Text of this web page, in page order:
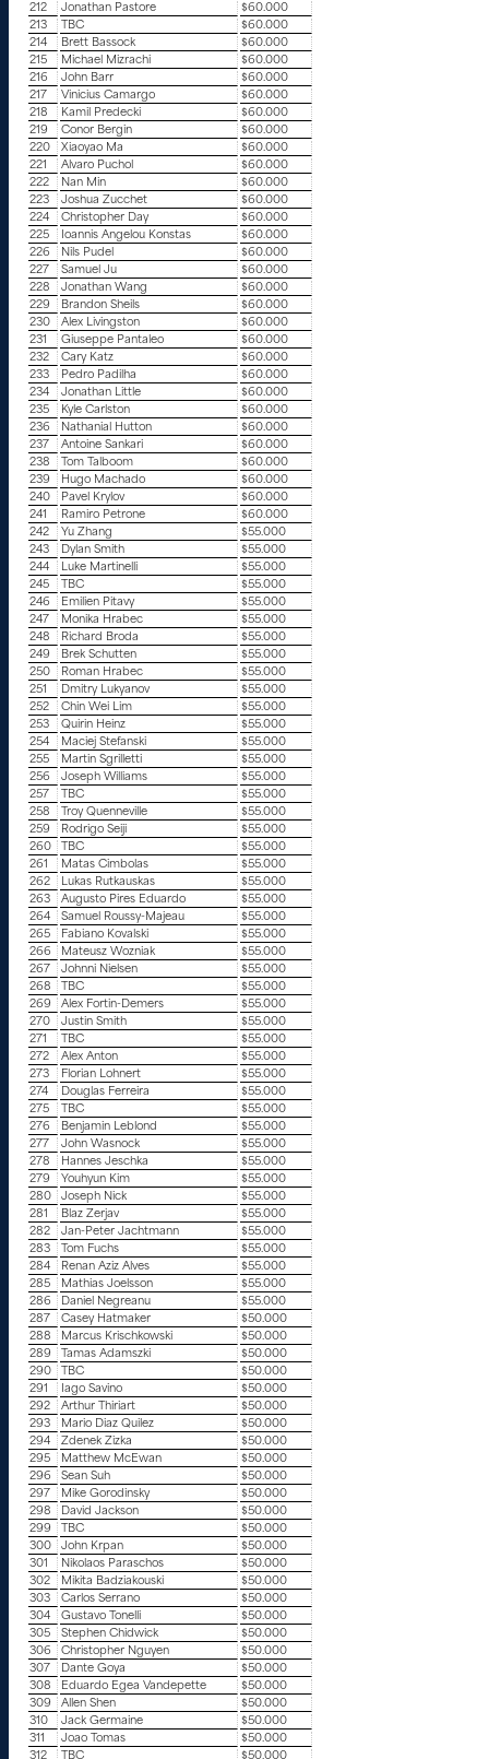
212 Jonathan Pastore
$60.000
213
TBC
$60.000
214
Brett Bassock
$60.000
215
Michael Mizrachi
$60.000
216
John Barr
$60.000
217
Vinicius Camargo
$60.000
218
Kamil Predecki
$60.000
219
Conor Bergin
$60.000
220
Xiaoyao Ma
$60.000
221
Alvaro Puchol
$60.000
222
Nan Min
$60.000
223
Joshua Zucchet
$60.000
224
Christopher Day
$60.000
225
Ioannis Angelou Konstas
$60.000
226
Nils Pudel
$60.000
227
Samuel Ju
$60.000
228
Jonathan Wang
$60.000
229
Brandon Sheils
$60.000
230
Alex Livingston
$60.000
231
Giuseppe Pantaleo
$60.000
232
Cary Katz
$60.000
233
Pedro Padilha
$60.000
234
Jonathan Little
$60.000
235
Kyle Carlston
$60.000
236
Nathanial Hutton
$60.000
237
Antoine Sankari
$60.000
238
Tom Talboom
$60.000
239
Hugo Machado
$60.000
240
Pavel Krylov
$60.000
241
Ramiro Petrone
$60.000
242
Yu Zhang
$55.000
243
Dylan Smith
$55.000
244
Luke Martinelli
$55.000
245
TBC
$55.000
246
Emilien Pitavy
$55.000
247
Monika Hrabec
$55.000
248
Richard Broda
$55.000
249
Brek Schutten
$55.000
250
Roman Hrabec
$55.000
251
Dmitry Lukyanov
$55.000
252
Chin Wei Lim
$55.000
253
Quirin Heinz
$55.000
254
Maciej Stefanski
$55.000
255
Martin Sgrilletti
$55.000
256
Joseph Williams
$55.000
257
TBC
$55.000
258
Troy Quenneville
$55.000
259
Rodrigo Seiji
$55.000
260
TBC
$55.000
261
Matas Cimbolas
$55.000
262
Lukas Rutkauskas
$55.000
263
Augusto Pires Eduardo
$55.000
264
Samuel Roussy-Majeau
$55.000
265
Fabiano Kovalski
$55.000
266
Mateusz Wozniak
$55.000
267
Johnni Nielsen
$55.000
268
TBC
$55.000
269
Alex Fortin-Demers
$55.000
270
Justin Smith
$55.000
271
TBC
$55.000
272
Alex Anton
$55.000
273
Florian Lohnert
$55.000
274
Douglas Ferreira
$55.000
275
TBC
$55.000
276
Benjamin Leblond
$55.000
277
John Wasnock
$55.000
278
Hannes Jeschka
$55.000
279
Youhyun Kim
$55.000
280
Joseph Nick
$55.000
281
Blaz Zerjav
$55.000
282
Jan-Peter Jachtmann
$55.000
283
Tom Fuchs
$55.000
284
Renan Aziz Alves
$55.000
285
Mathias Joelsson
$55.000
286
Daniel Negreanu
$55.000
287
Casey Hatmaker
$50.000
288
Marcus Krischkowski
$50.000
289
Tamas Adamszki
$50.000
290
TBC
$50.000
291
Iago Savino
$50.000
292
Arthur Thiriart
$50.000
293
Mario Diaz Quilez
$50.000
294
Zdenek Zizka
$50.000
295
Matthew McEwan
$50.000
296
Sean Suh
$50.000
297
Mike Gorodinsky
$50.000
298
David Jackson
$50.000
299
TBC
$50.000
300
John Krpan
$50.000
301
Nikolaos Paraschos
$50.000
302
Mikita Badziakouski
$50.000
303
Carlos Serrano
$50.000
304
Gustavo Tonelli
$50.000
305
Stephen Chidwick
$50.000
306
Christopher Nguyen
$50.000
307
Dante Goya
$50.000
308
Eduardo Egea Vandepette
$50.000
309
Allen Shen
$50.000
310
Jack Germaine
$50.000
311
Joao Tomas
$50.000
312
TBC
$50.000